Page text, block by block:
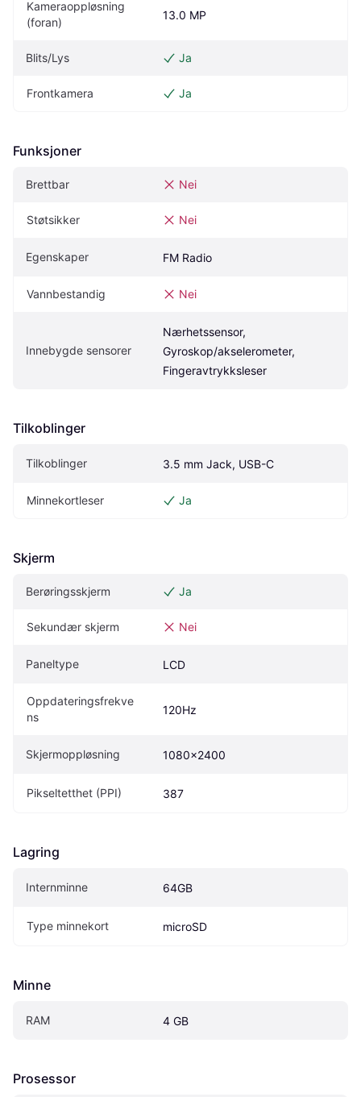
Kameraoppløsning
(foran)
13.0 MP
Blits/Lys Ja
Frontkamera Ja
Funksjoner
Brettbar Nei
Støtsikker Nei
Egenskaper FM Radio
Vannbestandig Nei
Innebygde sensorer
Nærhetssensor,
Gyroskop/akselerometer,
Fingeravtrykksleser
Tilkoblinger
Tilkoblinger 3.5 mm Jack, USB-C
Minnekortleser Ja
Skjerm
Berøringsskjerm Ja
Sekundær skjerm Nei
Paneltype LCD
Oppdateringsfrekve
ns
120Hz
Skjermoppløsning 1080x2400
Pikseltetthet (PPI) 387
Lagring
Internminne 64GB
Type minnekort microSD
Minne
RAM 4 GB
Prosessor